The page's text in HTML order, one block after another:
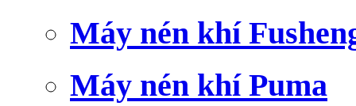
Máy nén khí
Máy nén khí Puma